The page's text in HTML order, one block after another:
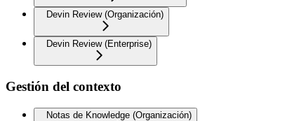
Devin Review (Organización)
Devin Review (Enterprise)
Gestión del contexto
Notas de Knowledge (Organización)